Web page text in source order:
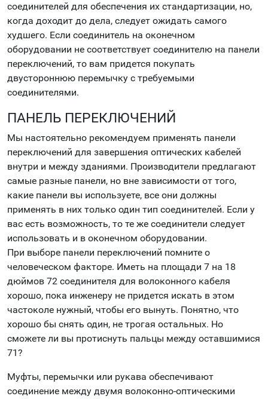
соединителей для обеспечения их стандартизации, но,
когда доходит до дела, следует ожидать самого
худшего. Если соединитель на оконечном
оборудовании не соответствует соединителю на панели
переключений, то вам придется покупать
двустороннюю перемычку с требуемыми
соединителями.
ПАНЕЛЬ ПЕРЕКЛЮЧЕНИЙ
Мы настоятельно рекомендуем применять панели
переключений для завершения оптических кабелей
внутри и между зданиями. Производители предлагают
самые разные панели, но вне зависимости от того,
какие панели вы используете, все они должны
применять в них только один тип соединителей. Если у
вас есть возможность, то те же соединители следует
использовать и в оконечном оборудовании.
При выборе панели переключений помните о
человеческом факторе. Иметь на площади 7 на 18
дюймов 72 соединителя для волоконного кабеля
хорошо, пока инженеру не придется искать в этом
частоколе нужный, чтобы его вынуть. Понятно, что
хорошо бы снять один, не трогая остальных. Но
сможете ли вы протиснуть пальцы между оставшимися
71?
Муфты, перемычки или рукава обеспечивают
соединение между двумя волоконно-оптическими